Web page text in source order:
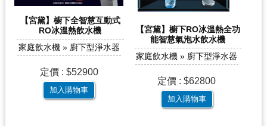
【宮黛】櫥下全智慧互動式
RO冰溫熱飲水機
家庭飲水機 » 廚下型淨水器
定價 : $52900
加入購物車
【宮黛】櫥下RO冰溫熱全功
能智慧氣泡水飲水機
家庭飲水機 » 廚下型淨水器
定價 : $62800
加入購物車